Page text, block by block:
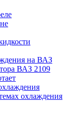
на ВАЗ
ВАЗ 2109
охлаждения